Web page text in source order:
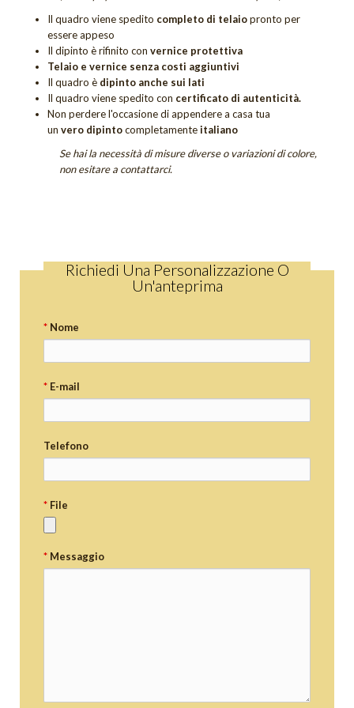
Quadri Tramonti
Quadri Unici
Tutti i quadri figurativi
QUADRI UNICI
DIPINTI SACRI
GIFT CARD
Il quadro viene spedito completo di telaiopronto per
essere appeso
Il dipinto è rifinito con vernice protettiva
Telaio e vernice senza costi aggiuntivi
Il quadro è dipinto anche sui lati
Il quadro viene spedito con certificato di autenticità.
Non perderel'occasione di appendere a casa tua
un vero dipintocompletamenteitaliano
Se hai la necessità di misure diverse o variazioni di colore,
non esitare a contattarci.
Richiedi Una Personalizzazione O
Un'anteprima
* Nome
* E-mail
Telefono
* File
* Messaggio